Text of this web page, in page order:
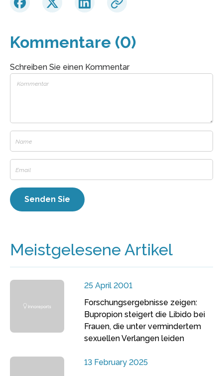
Kommentare (0)
Schreiben Sie einen Kommentar
Meistgelesene Artikel
25 April 2001
Forschungsergebnisse zeigen:
Bupropion steigert die Libido bei
Frauen, die unter vermindertem
sexuellen Verlangen leiden
13 February 2025